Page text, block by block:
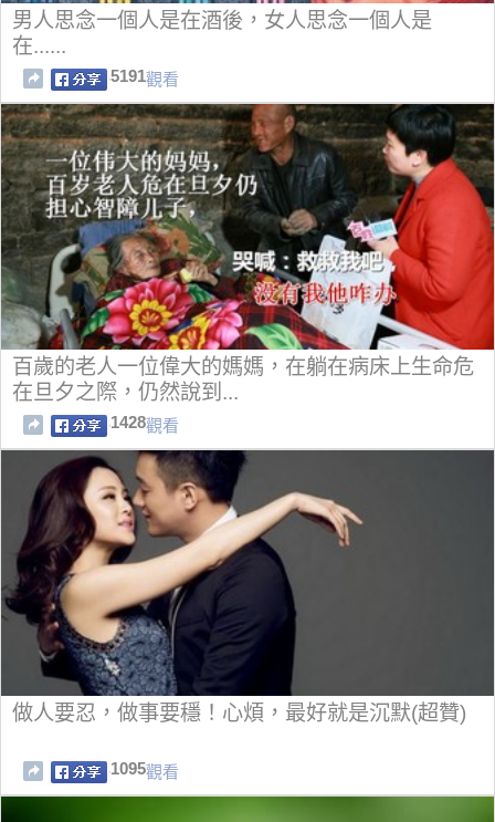
男人思念一個人是在酒後，女人思念一個人是
在......
5191觀看
百歲的老人一位偉大的媽媽，在躺在病床上生命危
在旦夕之際，仍然說到...
1428觀看
做人要忍，做事要穩！心煩，最好就是沉默(超贊)
1095觀看